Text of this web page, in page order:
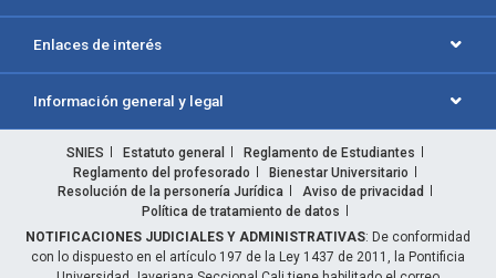
Enlaces de interés
Información general y legal
SNIES Estatuto general
Reglamento de Estudiantes
Reglamento del profesorado
Bienestar Universitario
Resolución de la personería Jurídica
Aviso de privacidad
Política de tratamiento de datos
NOTIFICACIONES JUDICIALES Y ADMINISTRATIVAS: De conformidad
con lo dispuesto en el artículo 197 de la Ley 1437 de 2011, la Pontificia